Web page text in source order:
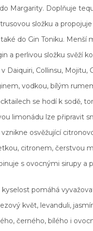
Margarity. Doplňuje
složku a
do Gin Toniku.
a perlivou složku svěží
Daiquiri, Collinsu,
vodkou, bílým
se hodí k sodě,
limonádu lze připravit
osvěžující
citronem, čerstvou
s ovocnými sirupy a
pomáhá
květ, levanduli,
černého, bílého i